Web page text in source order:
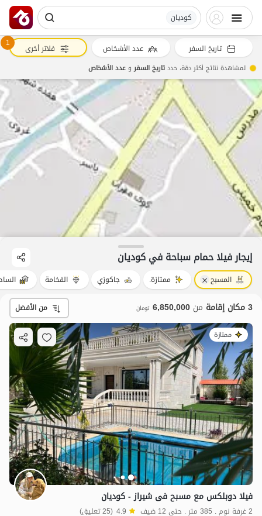
کودیان
إيجار فيلا حمام سباحة في کودیان
المسبح ممتازة. جاكوزي الفخامة
3 مكان إقامة من 6,850,000 تومان من الأفضل
ممتازة
فیلا دوبلکس مع مسبح فی شیراز - کودیان
2 غرفة نوم . 385 متر . حتى 12 ضيف 4.9 (25 تعليق)
تاريخ السفر عدد الأشخاص 1 فلاتر أخرى
لمشاهدة نتائج أكثر دقة، حددتاريخ السفروعدد الأشخاص